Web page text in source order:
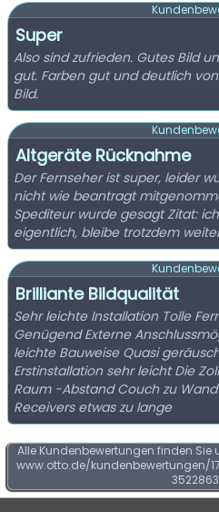
Super
Also sind zufrieden. Gutes Bild
gut. Farben gut und deutlich
Bild.
Altgeräte Rücknahme
Der Fernseher ist super, leider
nicht wie beantragt
Spediteur wurde gesagt Zitat:
eigentlich, bleibe trotzdem
Brilliante Bildqualität
Sehr leichte Installation Tolle
Genügend Externe
leichte Bauweise Quasi
Erstinstallation sehr leicht Die Zollgröße ideal für unseren
Raum -Abstand Couch zu Wand Umschaltzeit des internen
Receivers etwas zu lange
Alle Kundenbewertungen finden Sie
www.otto.de/kundenbewertungen/
3522863